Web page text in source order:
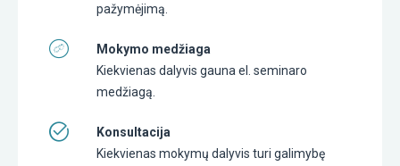
pažymėjimą.
Mokymo medžiaga
Kiekvienas dalyvis gauna el. seminaro
medžiagą.
Konsultacija
Kiekvienas mokymų dalyvis turi galimybę